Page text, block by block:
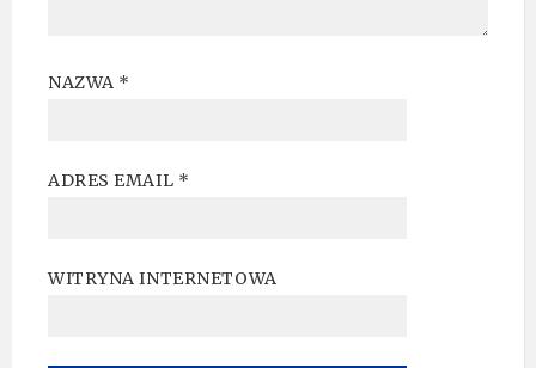
NAZWA *
ADRES EMAIL *
WITRYNA INTERNETOWA